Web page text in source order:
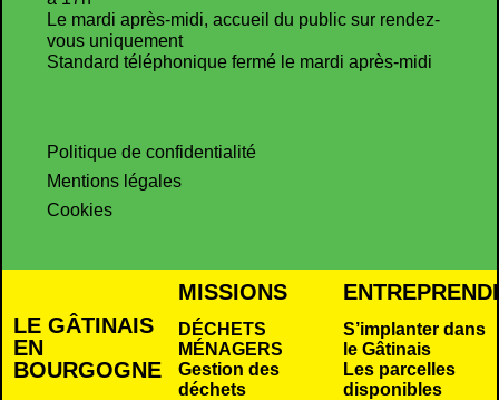
Le mardi après-midi, accueil du public sur rendez-
vous uniquement
Standard téléphonique fermé le mardi après-midi
Politique de confidentialité
Mentions légales
Cookies
LE GÂTINAIS
EN
BOURGOGNE
MISSIONS
DÉCHETS
MÉNAGERS
Gestion des
déchets
S’implanter dans
le Gâtinais
Les parcelles
disponibles